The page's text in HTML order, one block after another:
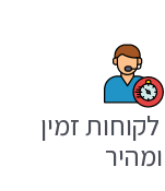
זמין
ומהיר